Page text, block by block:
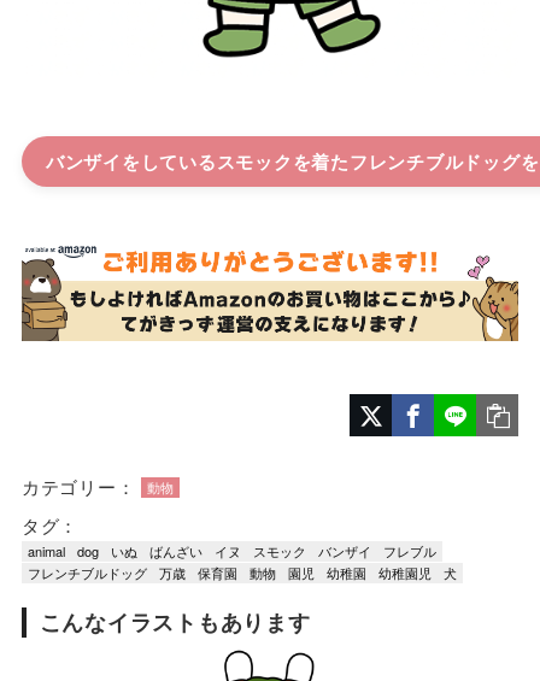
バンザイをしているスモックを着たフレンチブルドッグ
カテゴリー： 動物
タグ：
animal dog いぬ ばんざい イヌ スモック バンザイ
フレブル
フレンチブルドッグ
万歳 保育園 動物 園児 幼稚園 幼稚園児 犬
こんなイラストもあります